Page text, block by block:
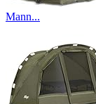
Mann...